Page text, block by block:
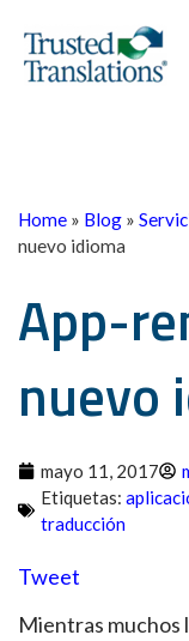
Home » Blog »
nuevo idioma
App-
nuevo
mayo 11, 2017
Etiquetas:
traducción
Tweet
Mientras muchos